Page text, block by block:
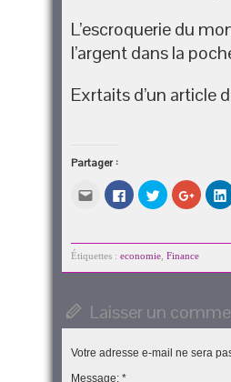
L’escroquerie du
l’argent dans la
Exrtaits d’un article
Partager :
Cliquez
pour
envoyer
mail
à
nouvelle
fenêtre)
Cliquez
pour
partager
dans
une
Cliquez
pour
partager
dans
une
Cliquez
pour
partager
(ouvre
dans
Étiquettes : economie Finance
Laisser un
Votre adresse e-mail ne sera
Message: *